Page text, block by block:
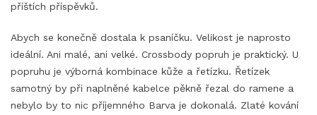
příštích příspěvků.
Abych se konečně dostala k psaníčku. Velikost je naprosto
ideální. Ani malé, ani velké. Crossbody popruh je praktický. U
popruhu je výborná kombinace kůže a řetízku. Řetízek
samotný by při naplněné kabelce pěkně řezal do ramene a
nebylo by to nic příjemného Barva je dokonalá. Zlaté kování